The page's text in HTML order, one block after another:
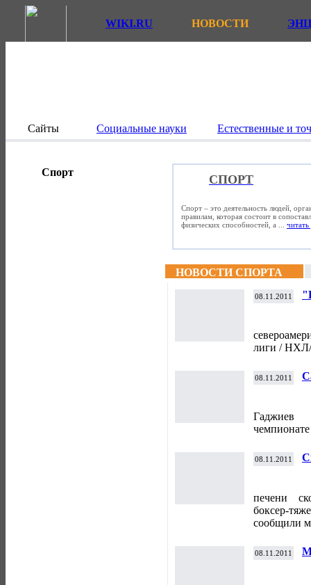
WIKI.RU НОВОСТИ
Сайты Социальные науки Естественные и
Спорт
СПОРТ
Спорт – это деятельность людей,
правилам, которая состоит в
физических способностей, а ... читать
НОВОСТИ СПОРТА
08.11.2011
лиги / НХЛ/
08.11.2011
Гаджиев
08.11.2011
печени
боксер-
сообщили
08.11.2011